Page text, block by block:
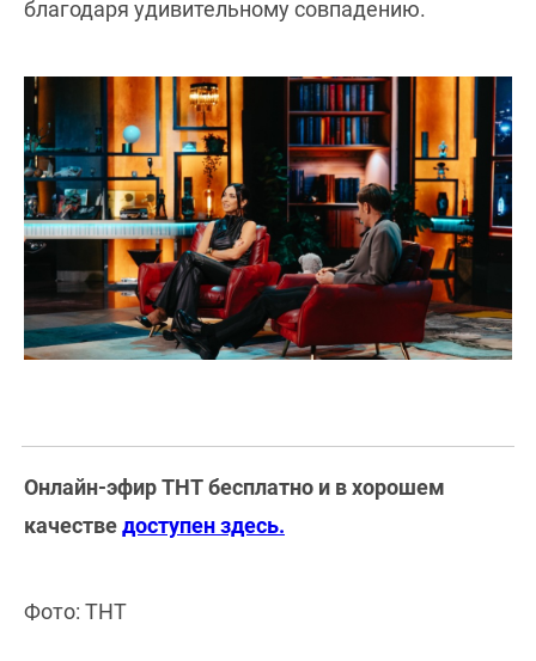
благодаря удивительному совпадению.
Онлайн-эфир ТНТ бесплатно и в хорошем
качестведоступен здесь.
Фото: ТНТ